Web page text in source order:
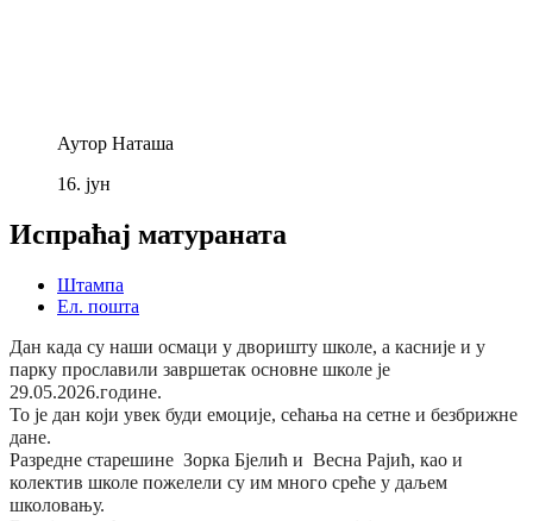
Аутор Наташа
16. јун
Испраћај матураната
Штампа
Ел. пошта
Дан када су наши осмаци у дворишту школе, а касније и у
парку прославили завршетак основне школе je
29.05.2026.године.
То је дан који увек буди емоције, сећања на сетне и безбрижне
дане.
Разредне старешине Зорка Бјелић и Весна Рајић, као и
колектив школе пожелели су им много среће у даљем
школовању.